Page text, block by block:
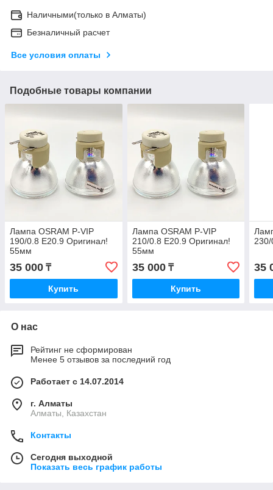
Наличными(только в Алматы)
Безналичный расчет
Все условия оплаты
Подобные товары компании
Лампа OSRAM P-VIP
190/0.8 E20.9 Оригинал!
55мм
35 000 ₸
Купить
Лампа OSRAM P-VIP
210/0.8 E20.9 Оригинал!
55мм
35 000₸
Купить
35
О нас
Рейтинг не сформирован
Менее 5 отзывов за последний год
Работает с 14.07.2014
г. Алматы
Алматы, Казахстан
Контакты
Сегодня выходной
Показать весь график работы